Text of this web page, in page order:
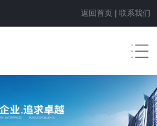
返回首页| 联系我们